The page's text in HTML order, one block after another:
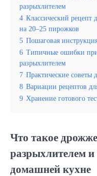
разрыхлителем
4 Классический рецепт
на 20–25 пирожков
5 Пошаговая
6 Типичные ошибки
разрыхлителем
7 Практические советы
8 Вариации рецептов
9 Хранение готового
Что такое
разрыхлителем
домашней кухне